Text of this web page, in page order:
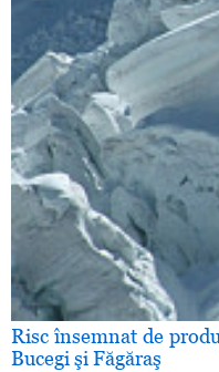
Risc însemnat de
Bucegi şi Făgăraş